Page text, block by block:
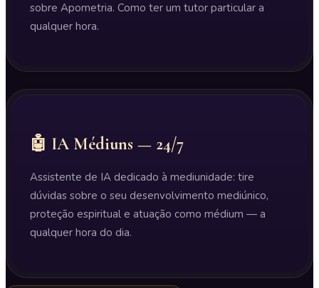
sobre Apometria. Como ter um tutor particular a
qualquer hora.
🤖 IA Médiuns — 24/7
Assistente de IA dedicado à mediunidade: tire
dúvidas sobre o seu desenvolvimento mediúnico,
proteção espiritual e atuação como médium — a
qualquer hora do dia.